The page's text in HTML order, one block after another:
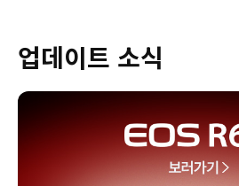
업데이트 소식